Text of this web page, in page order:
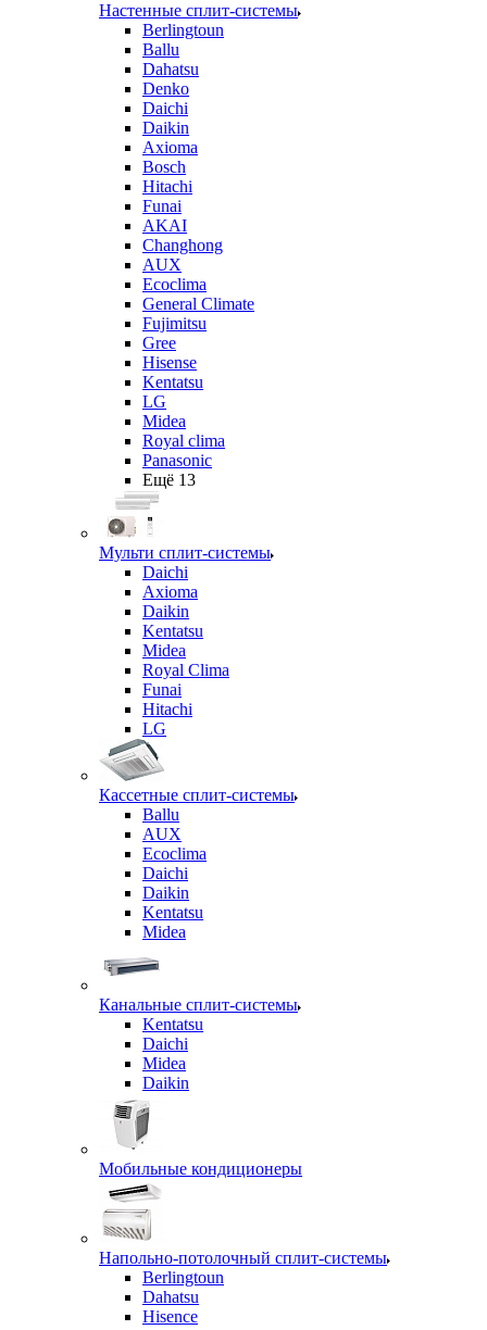
Настенные сплит-системы
Berlingtoun
Ballu
Dahatsu
Denko
Daichi
Daikin
Axioma
Bosch
Hitachi
Funai
AKAI
Changhong
AUX
Ecoclima
General Climate
Fujimitsu
Gree
Hisense
Kentatsu
LG
Midea
Royal clima
Panasonic
Ещё 13
Мульти сплит-системы
Daichi
Axioma
Daikin
Kentatsu
Midea
Royal Clima
Funai
Hitachi
LG
Кассетные сплит-системы
Ballu
AUX
Ecoclima
Daichi
Daikin
Kentatsu
Midea
Канальные сплит-системы
Kentatsu
Daichi
Midea
Daikin
Мобильные кондиционеры
Напольно-потолочный сплит-системы
Berlingtoun
Dahatsu
Hisence